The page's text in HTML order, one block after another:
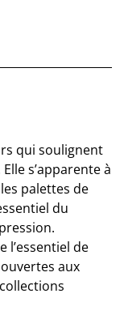
qui soulignent
s’apparente à
palettes de
du
l’essentiel de
aux